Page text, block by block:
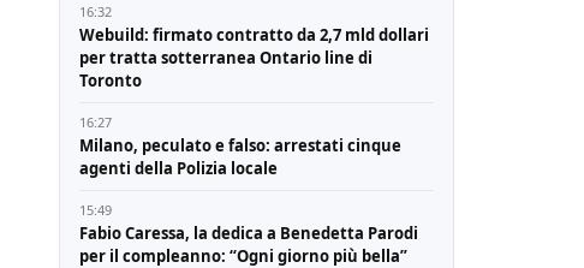
16:32
Webuild: firmato contratto da 2,7 mld dollari
per tratta sotterranea Ontario line di
Toronto
16:27
Milano, peculato e falso: arrestati cinque
agenti della Polizia locale
15:49
Fabio Caressa, la dedica a Benedetta Parodi
per il compleanno: “Ogni giorno più bella”